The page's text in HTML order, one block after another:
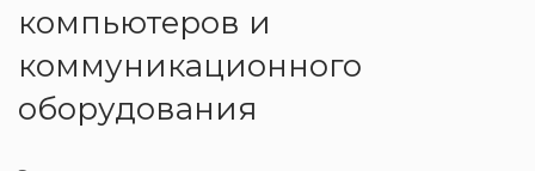
компьютеров и
коммуникационного
оборудования